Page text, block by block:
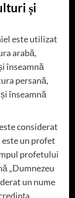
și
este utilizat
arabă,
înseamnă
persană,
înseamnă
considerat
un profet
profetului
„Dumnezeu
un nume